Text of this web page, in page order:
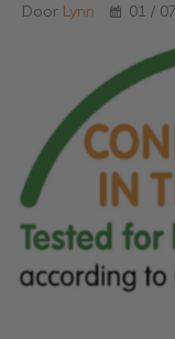
Door Lynn 01 /